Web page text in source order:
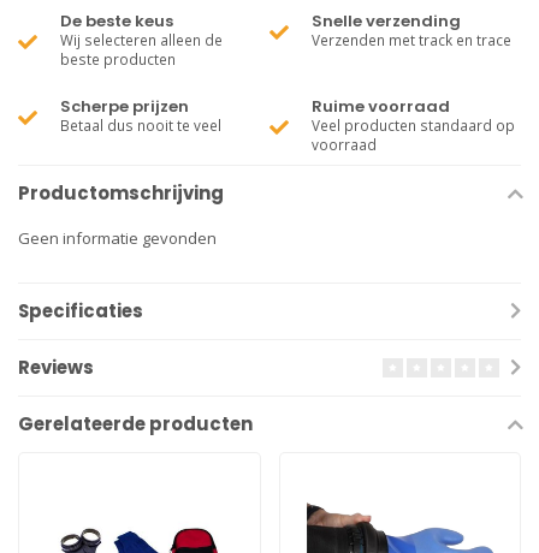
De beste keus
Wij selecteren alleen de
beste producten
Snelle verzending
Verzenden met track en trace
Scherpe prijzen
Betaal dus nooit te veel
Ruime voorraad
Veel producten standaard op
voorraad
Productomschrijving
Geen informatie gevonden
Specificaties
Reviews
Gerelateerde producten